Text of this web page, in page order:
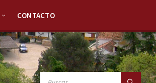
CONTACTO
SEARCH: